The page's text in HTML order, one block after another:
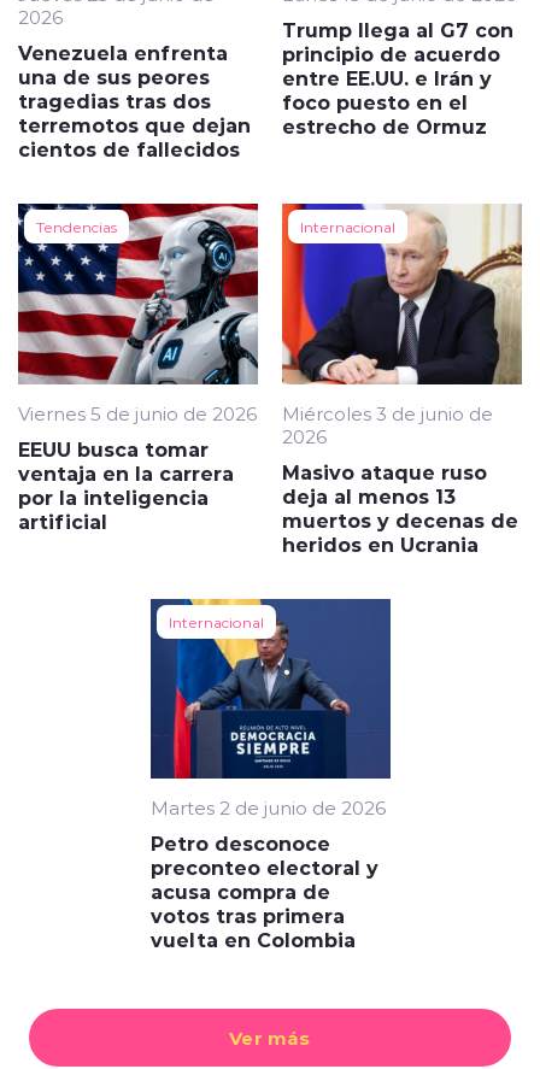
Ver más
2026
Venezuela enfrenta
una de sus peores
tragedias tras dos
terremotos que dejan
cientos de fallecidos
Trump llega al G7 con
principio de acuerdo
entre EE.UU. e Irán y
foco puesto en el
estrecho de Ormuz
Tendencias
Viernes 5 de junio de 2026
EEUU busca tomar
ventaja en la carrera
por la inteligencia
artificial
Internacional
Miércoles 3 de junio de
2026
Masivo ataque ruso
deja al menos 13
muertos y decenas de
heridos en Ucrania
Internacional
Martes 2 de junio de 2026
Petro desconoce
preconteo electoral y
acusa compra de
votos tras primera
vuelta en Colombia